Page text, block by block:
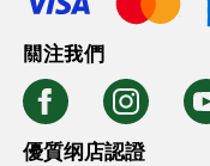
關注我們
優質纲店認證